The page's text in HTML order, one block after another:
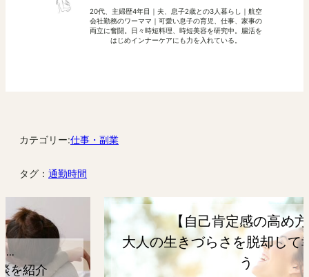
20代、主婦歴4年目｜夫、息子2歳との3人暮らし｜航空
会社勤務のワーママ｜可愛い息子の育児、仕事、家事の
両立に奮闘。日々時短料理、時短美容を研究中。腸活を
はじめインナーケアにも力を入れている。
カテゴリー:仕事・副業
タグ： 通勤時間
【自己肯定感の高め方】
大人の生きづらさを脱却して幸せになろ
う